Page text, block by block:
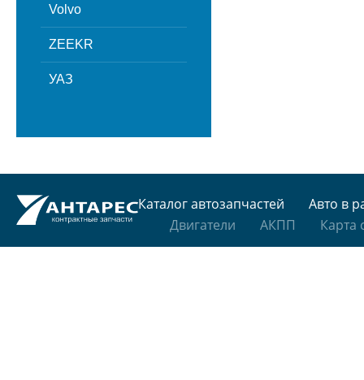
Volvo
ZEEKR
УАЗ
Каталог автозапчастей
Авто в
Двигатели
АКПП Карта